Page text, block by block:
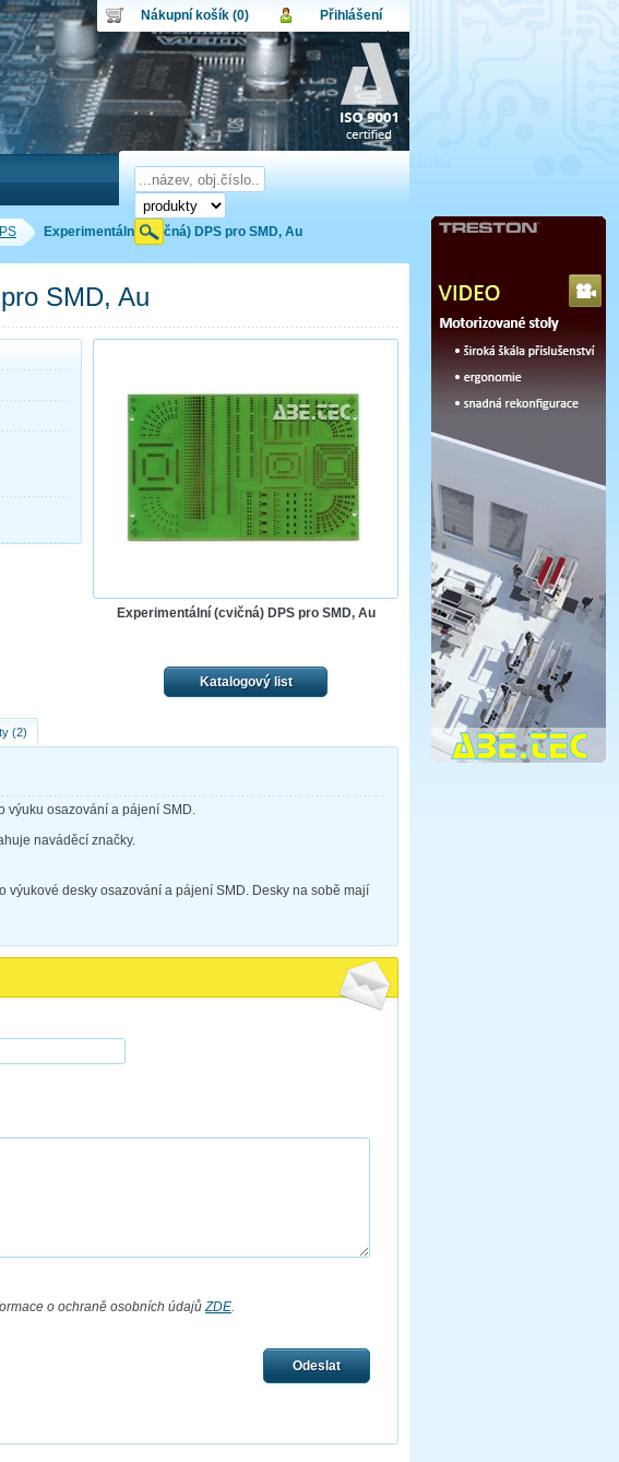
Experimentální (cvičná) DPS pro SMD, Au
SMD, Au
Experimentální (cvičná) DPS pro SMD, Au
Katalogový list
(2)
výuku osazování a pájení SMD.
naváděcí značky.
desky osazování a pájení SMD. Desky na sobě mají
o ochraně osobních údajů ZDE
Odeslat
Nákupní košík (0)
Nákupní košík je momentálně prázdný.
Obsah košíku
Počet produktů:0
Cena celkem:
0,00 CZK
Přihlášení
Uživatel:
Heslo:
Přihlásit
Zapomenuté heslo Nová registrace